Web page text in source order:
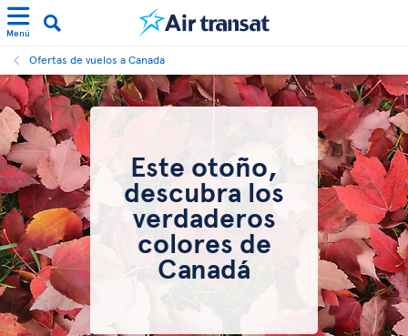
Menú
Ofertas de vuelos a Canada
Este otoño,
descubra los
verdaderos
colores de
Canadá